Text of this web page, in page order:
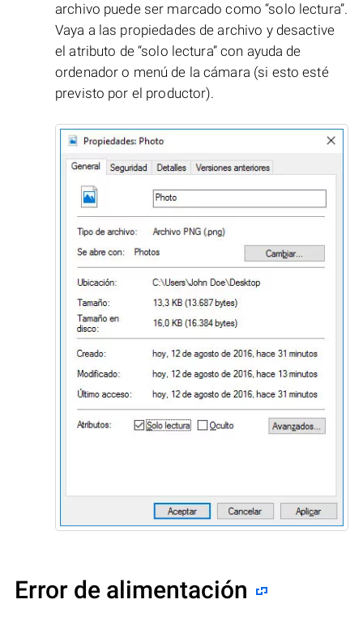
archivo puede ser marcado como “solo lectura”.
Vaya a las propiedades de archivo y desactive
el atributo de “solo lectura” con ayuda de
ordenador o menú de la cámara (si esto esté
previsto por el productor).
Error de alimentación